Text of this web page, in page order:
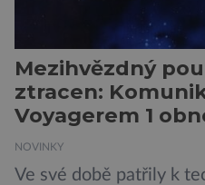
Mezihvězdný
ztracen:
Voyagerem 1
NOVINKY
Ve své době patřily k